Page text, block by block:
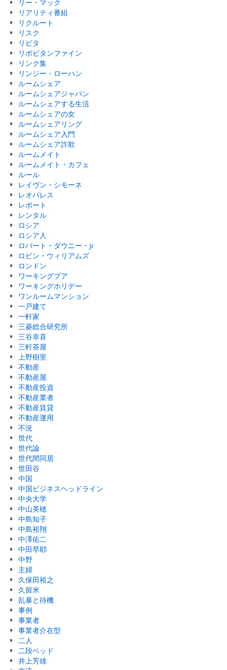
リー・マック
リアリティ番組
リクルート
リスク
リビタ
リポビタンファイン
リンク集
リンジー・ローハン
ルームシェア
ルームシェアジャパン
ルームシェアする生活
ルームシェアの女
ルームシェアリング
ルームシェア入門
ルームシェア詐欺
ルームメイト
ルームメイト・カフェ
ルール
レイヴン・シモーネ
レオパレス
レポート
レンタル
ロシア
ロシア人
ロバート・ダウニー・jr
ロビン・ウィリアムズ
ロンドン
ワーキングプア
ワーキングホリデー
ワンルームマンション
一戸建て
一軒家
三菱総合研究所
三谷幸喜
三軒茶屋
上野樹里
不動産
不動産屋
不動産投資
不動産業者
不動産賃貸
不動産運用
不況
世代
世代論
世代間同居
世田谷
中国
中国ビジネスヘッドライン
中央大学
中山美穂
中島知子
中島裕翔
中澤佑二
中田早耶
中野
主婦
久保田裕之
久留米
乱暴と待機
事例
事業者
事業者介在型
二人
二段ベッド
井上芳雄